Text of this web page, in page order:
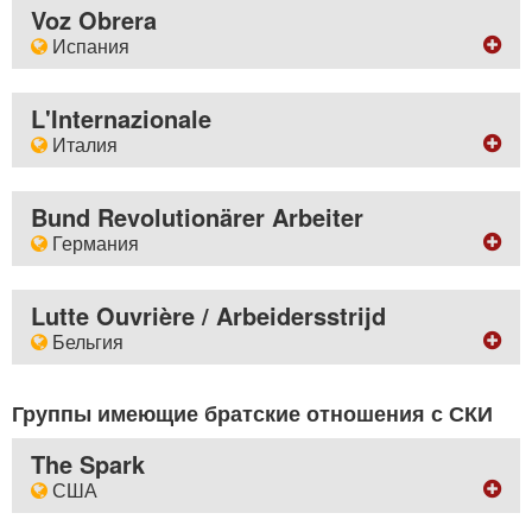
Ins Deutsche übersetzte Texte
Материалы на русском языке
Türkçe yayınlar
Mensual LDC trilingüe (1986 - 1993)
Τα έγγραφα στην ελληνική γλώσσα
النصوص باللغة العربية
文字中文
Передовая статья
Workers' Fight workplace bulletin editorials
выходящая раз в 3 месяца
Class Struggle
ежемесячные издания
Workers' Fight monthly
брошюры
Internationalist Communist Forum
случайный
Other documents in English
BM ICLC - London WC1N 3XX - Britain
сайт
http://www.sinifmucadelesi.net
ежемесячные издания
Sınıf Mücadelesi
Voz Obrera
Испания
адрес
Apartado de Correos 10210 - Sevilla - Espagne
сайт
http://vozobrera.org
электронная почта
boletinvozobrera yahoo.es
Lucha de clase
ежемесячные издания
Voz Obrera
L'Internazionale
Италия
адрес
Ass. L'Internazionale - Viale Ippolito Nievo, 32 - 57100
Livorno - Italia
сайт
http://www.linternazionale.it
электронная почта
l.internazionale
ежемесячные издания
L'Internazionale
Bund Revolutionärer Arbeiter
Германия
адрес
Das rote Tuch - Postfach 10 08 02 - 45008 Essen -
Deutschland
сайт
электронная почта
bund-revolutionaerer-arbeiter
ежемесячные издания
Lutte Ouvrière / Arbeidersstrijd
Бельгия
BP 54, rue de la Clef, 7000 Mons, Belgique
BP 54, rue de la Clef, 7000 Mons, zonder andere
vermelding - Belgique
сайт
http://www.lutte-ouvriere.be
Группы имеющие братские отношения с СКИ
The Spark
США